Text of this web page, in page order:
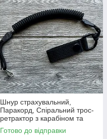
Шнур страхувальний,
Паракорд, Спіральний трос-
ретрактор з карабіном та
кріпленням на пояс (Довжина
35-100 см)
Готово до відправки